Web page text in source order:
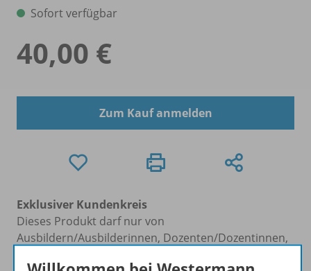
Sofort verfügbar
40,00 €
Zum Kauf anmelden
Exklusiver Kundenkreis
Dieses Produkt darf nur von
Ausbildern/Ausbilderinnen, Dozenten/Dozentinnen,